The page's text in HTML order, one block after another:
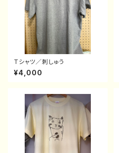
Tシャツ／刺しゅう
¥4,000